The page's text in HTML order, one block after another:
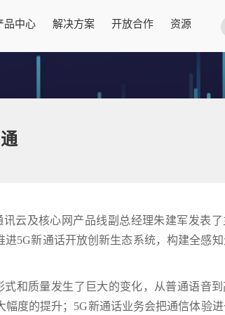
品中心 解决方案 开放合作 资源
云及核心网产品线副总经理朱建军发表
5G新通话开放创新生态系统，构建全感
和质量发生了巨大的变化，从普通语音
度的提升；5G新通话业务会把通信体验